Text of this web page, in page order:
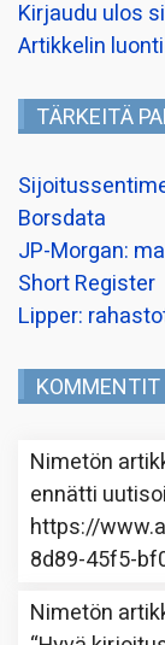
Kirjaudu ulos
Artikkelin luonti
TÄRKEITÄ
Borsdata
JP-Morgan:
Short Register
Lipper:
KOMMENTIT
Nimetön
ennätti
https://
8d89-45f5-
Nimetön